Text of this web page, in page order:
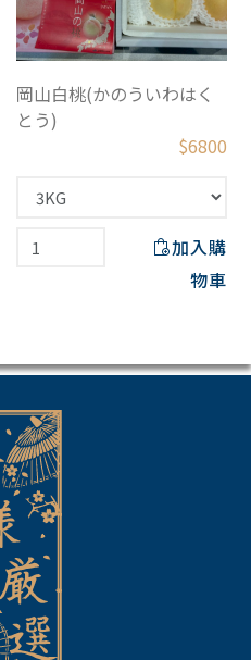
岡山白桃(かのういわはく
とう)
$6800
加入購
物車